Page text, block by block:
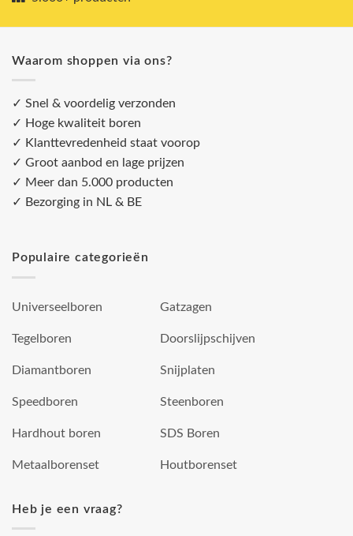
Waarom shoppen via ons?
✓ Snel & voordelig verzonden
✓ Hoge kwaliteit boren
✓ Klanttevredenheid staat voorop
✓ Groot aanbod en lage prijzen
✓ Meer dan 5.000 producten
✓ Bezorging in NL & BE
Populaire categorieën
Universeelboren
Tegelboren
Diamantboren
Speedboren
Hardhout boren
Metaalborenset
Gatzagen
Doorslijpschijven
Snijplaten
Steenboren
SDS Boren
Houtborenset
Heb je een vraag?